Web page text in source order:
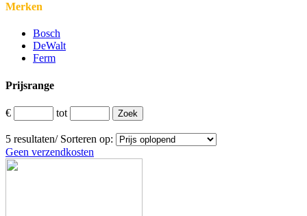
Merken
Bosch
DeWalt
Ferm
Prijsrange
€ tot
5 resultaten/Sorteren op:
Geen verzendkosten